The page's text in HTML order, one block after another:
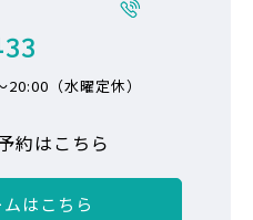
（水曜定休）
約はこちら
はこちら